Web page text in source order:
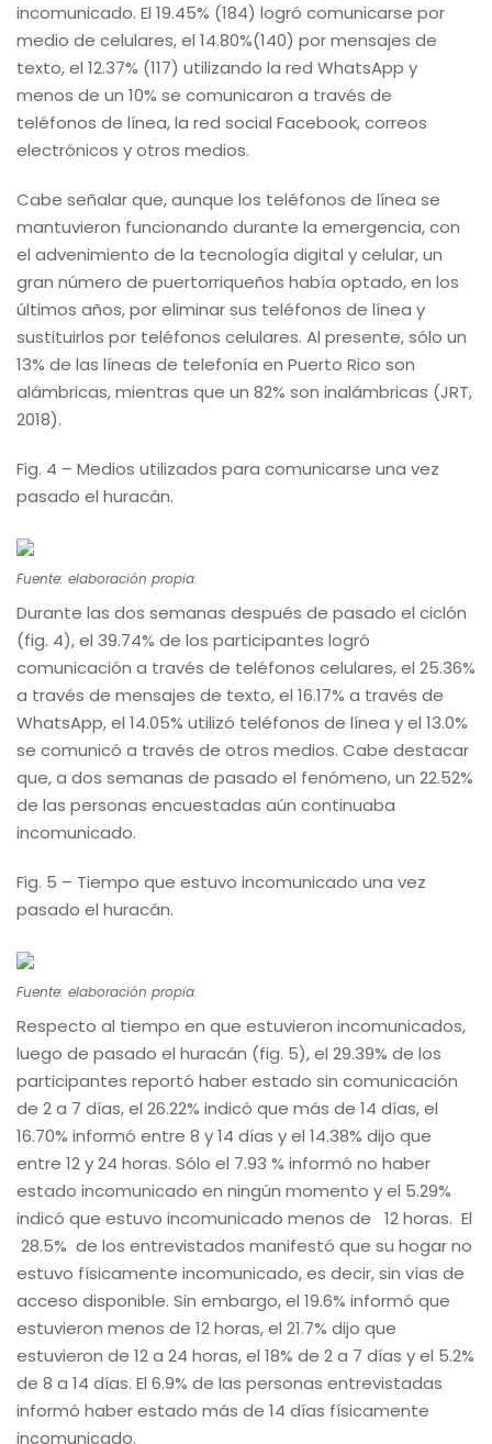
incomunicado. El 19.45% (184) logró comunicarse por
medio de celulares, el 14.80%(140) por mensajes de
texto, el 12.37% (117) utilizando la red WhatsApp y
menos de un 10% se comunicaron a través de
teléfonos de línea, la red social Facebook, correos
electrónicos y otros medios.
Cabe señalar que, aunque los teléfonos de línea se
mantuvieron funcionando durante la emergencia, con
el advenimiento de la tecnología digital y celular, un
gran número de puertorriqueños había optado, en los
últimos años, por eliminar sus teléfonos de línea y
sustituirlos por teléfonos celulares. Al presente, sólo un
13% de las líneas de telefonía en Puerto Rico son
alámbricas, mientras que un 82% son inalámbricas (JRT,
2018).
Fig. 4 – Medios utilizados para comunicarse una vez
pasado el huracán.
Fuente: elaboración propia.
Durante las dos semanas después de pasado el ciclón
(fig. 4), el 39.74% de los participantes logró
comunicación a través de teléfonos celulares, el 25.36%
a través de mensajes de texto, el 16.17% a través de
WhatsApp, el 14.05% utilizó teléfonos de línea y el 13.0%
se comunicó a través de otros medios. Cabe destacar
que, a dos semanas de pasado el fenómeno, un 22.52%
de las personas encuestadas aún continuaba
incomunicado.
Fig. 5 – Tiempo que estuvo incomunicado una vez
pasado el huracán.
Fuente: elaboración propia.
Respecto al tiempo en que estuvieron incomunicados,
luego de pasado el huracán (fig. 5), el 29.39% de los
participantes reportó haber estado sin comunicación
de 2 a 7 días, el 26.22% indicó que más de 14 días, el
16.70% informó entre 8 y 14 días y el 14.38% dijo que
entre 12 y 24 horas. Sólo el 7.93 % informó no haber
estado incomunicado en ningún momento y el 5.29%
indicó que estuvo incomunicado menos de 12 horas. El
28.5% de los entrevistados manifestó que su hogar no
estuvo físicamente incomunicado, es decir, sin vías de
acceso disponible. Sin embargo, el 19.6% informó que
estuvieron menos de 12 horas, el 21.7% dijo que
estuvieron de 12 a 24 horas, el 18% de 2 a 7 días y el 5.2%
de 8 a 14 días. El 6.9% de las personas entrevistadas
informó haber estado más de 14 días físicamente
incomunicado.